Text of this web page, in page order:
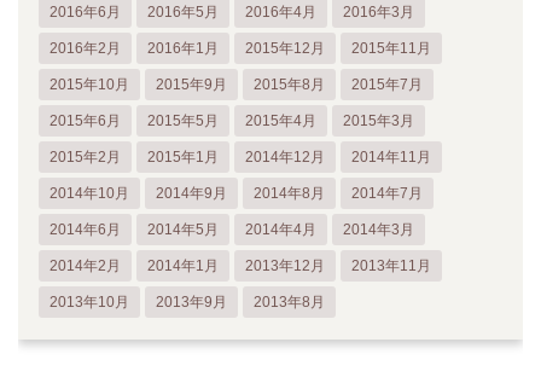
2016年6月 2016年5月 2016年4月 2016年3月
2016年2月 2016年1月 2015年12月 2015年11月
2015年10月 2015年9月 2015年8月 2015年7月
2015年6月 2015年5月 2015年4月 2015年3月
2015年2月 2015年1月 2014年12月 2014年11月
2014年10月 2014年9月 2014年8月 2014年7月
2014年6月 2014年5月 2014年4月 2014年3月
2014年2月 2014年1月 2013年12月 2013年11月
2013年10月 2013年9月 2013年8月